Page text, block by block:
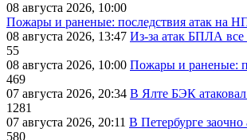
08 августа 2026, 10:00
Пожары и раненые: последствия атак на
08 августа 2026, 13:47 Из-за атак БПЛА
55
08 августа 2026, 10:00 Пожары и раненые:
469
07 августа 2026, 20:34 В Ялте БЭК
1281
07 августа 2026, 20:11 В Петербурге
580